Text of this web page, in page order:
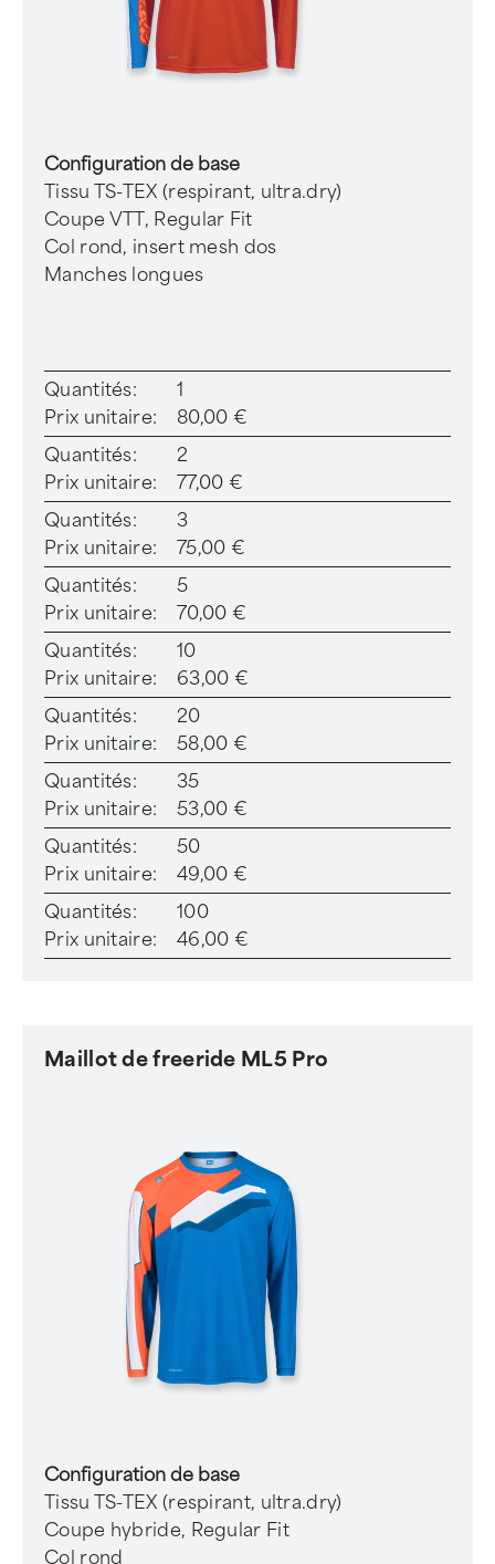
Configuration de base
Tissu TS-TEX (respirant, ultra.dry)
Coupe VTT, Regular Fit
Col rond, insert mesh dos
Manches longues
Quantités:
1
Prix unitaire:
80,00 €
Quantités:
2
Prix unitaire:
77,00 €
Quantités:
3
Prix unitaire:
75,00 €
Quantités:
5
Prix unitaire:
70,00 €
Quantités:
10
Prix unitaire:
63,00 €
Quantités:
20
Prix unitaire:
58,00 €
Quantités:
35
Prix unitaire:
53,00 €
Quantités:
50
Prix unitaire:
49,00 €
Quantités:
100
Prix unitaire:
46,00 €
Maillot de freeride ML5 Pro
Configuration de base
Tissu TS-TEX (respirant, ultra.dry)
Coupe hybride, Regular Fit
Col rond